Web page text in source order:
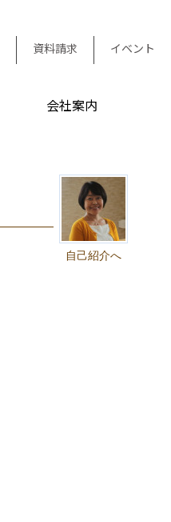
資料請求 イベント
会社案内
自己紹介へ